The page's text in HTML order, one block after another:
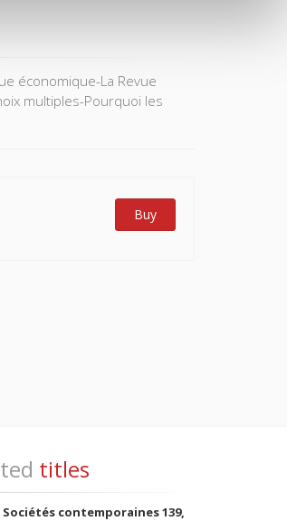
économique-La Revue
multiples-Pourquoi les
Buy
titles
Sociétés contemporaines 139,